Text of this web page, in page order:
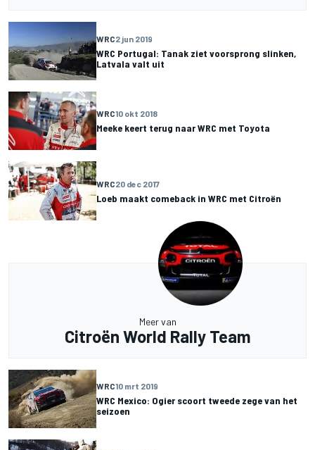
WRC2 jun 2019
WRC Portugal: Tanak ziet voorsprong slinken,
Latvala valt uit
WRC10 okt 2018
Meeke keert terug naar WRC met Toyota
WRC20 dec 2017
Loeb maakt comeback in WRC met Citroën
Meer van
Citroën World Rally Team
WRC10 mrt 2019
WRC Mexico: Ogier scoort tweede zege van het
seizoen